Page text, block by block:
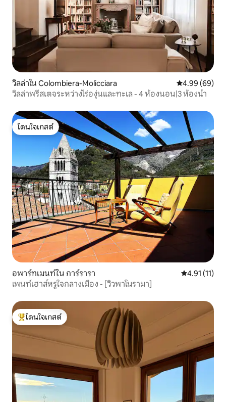
วิลล่าใน Colombiera-Molicciara คะแนนเฉลี่ย
4.99 (69)
วิลล่าพรีสเตจระหว่างไร่องุ่นและทะเล - 4 ห้องนอน|3 ห้องน้ำ
โดนใจเกสต์
โดนใจเกสต์
อพาร์ทเมนท์ใน การ์รารา คะแนนเฉลี่ย
4.91 (11)
เพนท์เฮาส์หรูใจกลางเมือง - [วิวพาโนรามา]
โดนใจเกสต์ที่สุด
โดนใจเกสต์